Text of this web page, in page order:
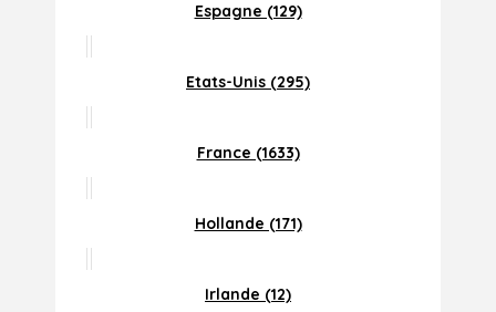
Espagne (129)
Etats-Unis (295)
France (1633)
Hollande (171)
Irlande (12)